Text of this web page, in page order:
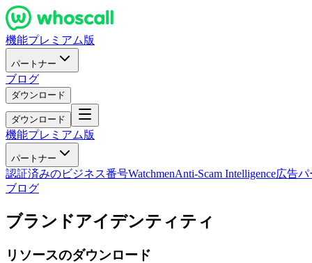
機能プレミアム版
パートナー
ブログ
ダウンロード
ダウンロード
機能プレミアム版
パートナー
認証済みのビジネス番号WatchmenAnti-Scam Intelligence広告
ブログ
ブランドアイデンティティ
リソースのダウンロード